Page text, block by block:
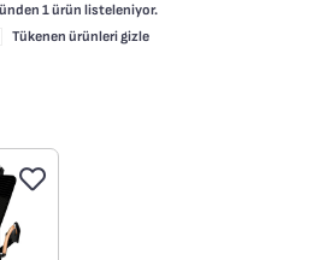
1ürün listeleniyor.
Tükenen ürünleri gizle